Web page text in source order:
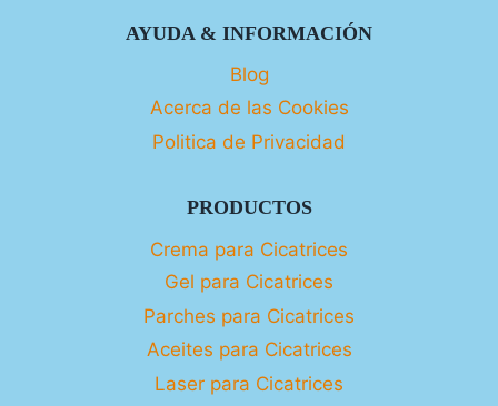
AYUDA & INFORMACIÓN
Blog
Acerca de las Cookies
Politica de Privacidad
PRODUCTOS
Crema para Cicatrices
Gel para Cicatrices
Parches para Cicatrices
Aceites para Cicatrices
Laser para Cicatrices